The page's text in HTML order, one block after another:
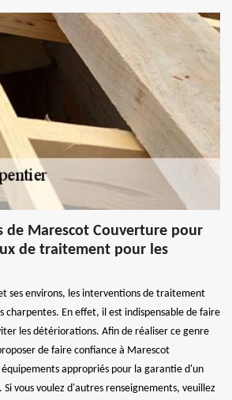
de Marescot Couverture pour
de traitement pour les
ses environs, les interventions de traitement
charpentes. En effet, il est indispensable de faire
les détériorations. Afin de réaliser ce genre
de faire confiance à Marescot
appropriés pour la garantie d'un
vous voulez d'autres renseignements, veuillez